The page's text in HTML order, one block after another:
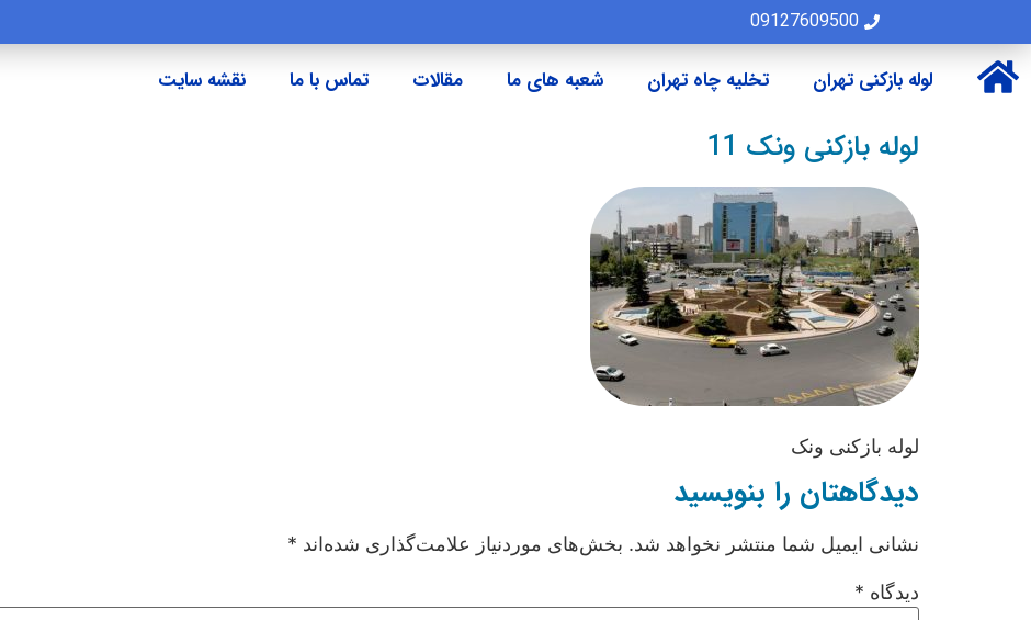
09127609500
لوله بازکنی تهران
تخلیه چاه تهران شعبه های ما مقالات تماس با ما نقشه سایت
لوله بازکنی ونک 11
لوله بازکنی ونک
دیدگاهتان را بنویسید
نشانی ایمیل شما منتشر نخواهد شد. بخش‌های موردنیاز علامت‌گذاری شده‌اند *
دیدگاه *